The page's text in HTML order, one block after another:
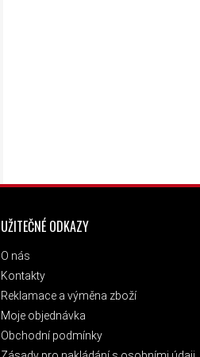
UŽITEČNÉ ODKAZY
O nás
Kontakty
Reklamace a výměna zboží
Moje objednávka
Obchodní podmínky